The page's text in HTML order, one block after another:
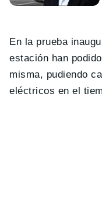
En la prueba
estación han
misma, pudiendo
eléctricos en el